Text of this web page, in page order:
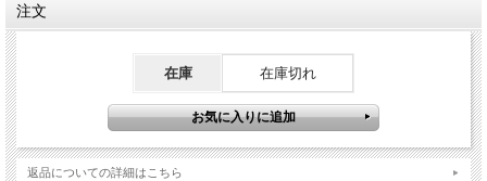
Bluetooth通信で最大連続23時間使用可能。
注文
在庫 在庫切れ
返品についての詳細はこちら